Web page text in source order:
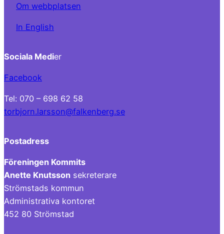
Om webbplatsen
In English
Sociala Medier
Facebook
Tel: 070 – 698 62 58
torbjorn.larsson@falkenberg.se
Postadress
Föreningen Kommits
Anette Knutsson sekreterare
Strömstads kommun
Administrativa kontoret
452 80 Strömstad